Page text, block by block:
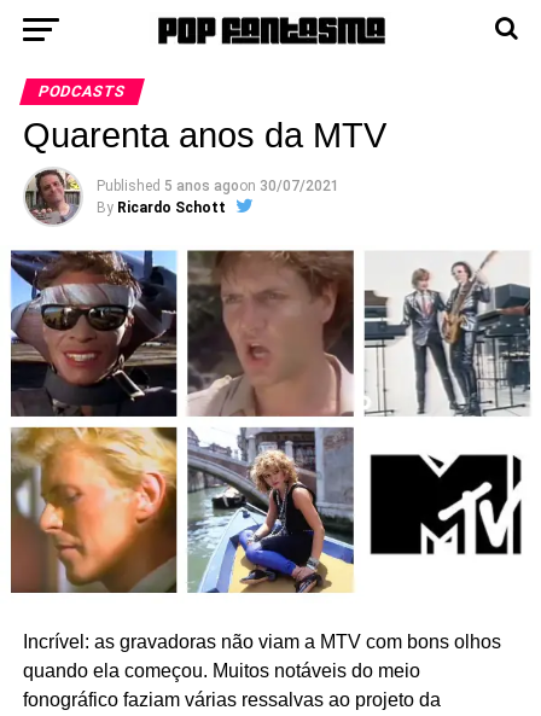
PODCASTS
Quarenta anos da MTV
Published 5 anos agoon 30/07/2021
By Ricardo Schott
Incrível: as gravadoras não viam a MTV com bons olhos
quando ela começou. Muitos notáveis do meio
fonográfico faziam várias ressalvas ao projeto da